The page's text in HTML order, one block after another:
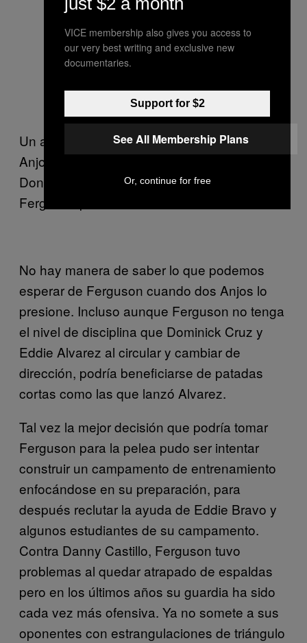
Un ataque lineal que le da problemas a dos
Anjos fue la patada frontal que lanzaba
Donald Cerrone. La misma que usó
Ferguson para lastimar a Josh Thomson.
No hay manera de saber lo que podemos
esperar de Ferguson cuando dos Anjos lo
presione. Incluso aunque Ferguson no tenga
el nivel de disciplina que Dominick Cruz y
Eddie Alvarez al circular y cambiar de
dirección, podría beneficiarse de patadas
cortas como las que lanzó Alvarez.
Tal vez la mejor decisión que podría tomar
Ferguson para la pelea pudo ser intentar
construir un campamento de entrenamiento
enfocándose en su preparación, para
después reclutar la ayuda de Eddie Bravo y
algunos estudiantes de su campamento.
Contra Danny Castillo, Ferguson tuvo
problemas al quedar atrapado de espaldas
pero en los últimos años su guardia ha sido
cada vez más ofensiva. Ya no somete a sus
oponentes con estrangulaciones de triángulo
VICE membership also gives you access to
our very best writing and exclusive new
documentaries.
Support for $2
See All Membership Plans
Or, continue for free